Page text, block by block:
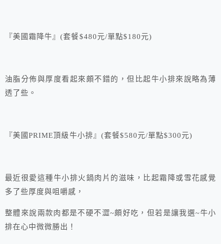
『美國霜降牛』(套餐$480元/單點$180元)
油脂分佈與厚度看起來頗不錯的，但比起牛小排來說略為薄
透了些。
『美國PRIME頂級牛小排』(套餐$580元/單點$300元)
最近很愛這種牛小排火鍋肉片的滋味，比起霜降或雪花感覺
多了些厚度與咀嚼感，
整體來說兩款肉都是不硬不澀~頗好吃，但若是讓我選~牛小
排在心中微微勝出！